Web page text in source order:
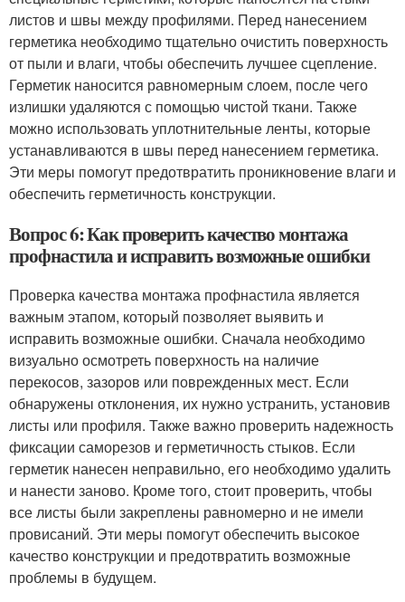
листов и швы между профилями. Перед нанесением
герметика необходимо тщательно очистить поверхность
от пыли и влаги, чтобы обеспечить лучшее сцепление.
Герметик наносится равномерным слоем, после чего
излишки удаляются с помощью чистой ткани. Также
можно использовать уплотнительные ленты, которые
устанавливаются в швы перед нанесением герметика.
Эти меры помогут предотвратить проникновение влаги и
обеспечить герметичность конструкции.
Вопрос 6: Как проверить качество монтажа
профнастила и исправить возможные ошибки
Проверка качества монтажа профнастила является
важным этапом, который позволяет выявить и
исправить возможные ошибки. Сначала необходимо
визуально осмотреть поверхность на наличие
перекосов, зазоров или поврежденных мест. Если
обнаружены отклонения, их нужно устранить, установив
листы или профиля. Также важно проверить надежность
фиксации саморезов и герметичность стыков. Если
герметик нанесен неправильно, его необходимо удалить
и нанести заново. Кроме того, стоит проверить, чтобы
все листы были закреплены равномерно и не имели
провисаний. Эти меры помогут обеспечить высокое
качество конструкции и предотвратить возможные
проблемы в будущем.